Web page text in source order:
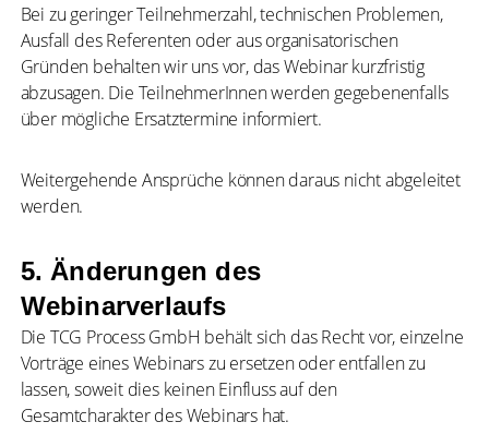
Bei zu geringer Teilnehmerzahl, technischen Problemen,
Ausfall des Referenten oder aus organisatorischen
Gründen behalten wir uns vor, das Webinar kurzfristig
abzusagen. Die TeilnehmerInnen werden gegebenenfalls
über mögliche Ersatztermine informiert.
Weitergehende Ansprüche können daraus nicht abgeleitet
werden.
5. Änderungen des
Webinarverlaufs
Die TCG Process GmbH behält sich das Recht vor, einzelne
Vorträge eines Webinars zu ersetzen oder entfallen zu
lassen, soweit dies keinen Einfluss auf den
Gesamtcharakter des Webinars hat.